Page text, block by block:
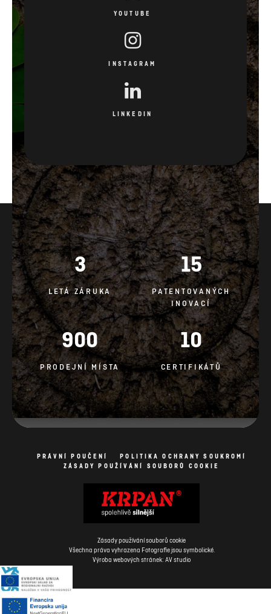
YOUTUBE
INSTAGRAM
LINKEDIN
3
LETÁ ZÁRUKA
15
PATENTOVANÝCH
INOVACÍ
900
PRODEJNÍ MÍSTA
10
CERTIFIKÁTŮ
PRÁVNÍ POUČENÍ
POLITIKA OCHRANY SOUKROMÍ
ZÁSADY POUŽÍVÁNÍ SOUBORŮ COOKIE
Zásady používání souborů cookie
Všechna práva vyhrazena Fotografie jsou symbolické.
Výroba webových stránek: AV studio